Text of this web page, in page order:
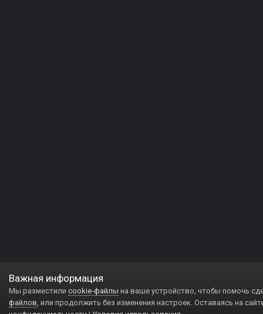
Важная информация
Мы разместили cookie-файлы на ваше устройство, чтобы помочь
файлов, или продолжить без изменения настроек. Оставаясь на